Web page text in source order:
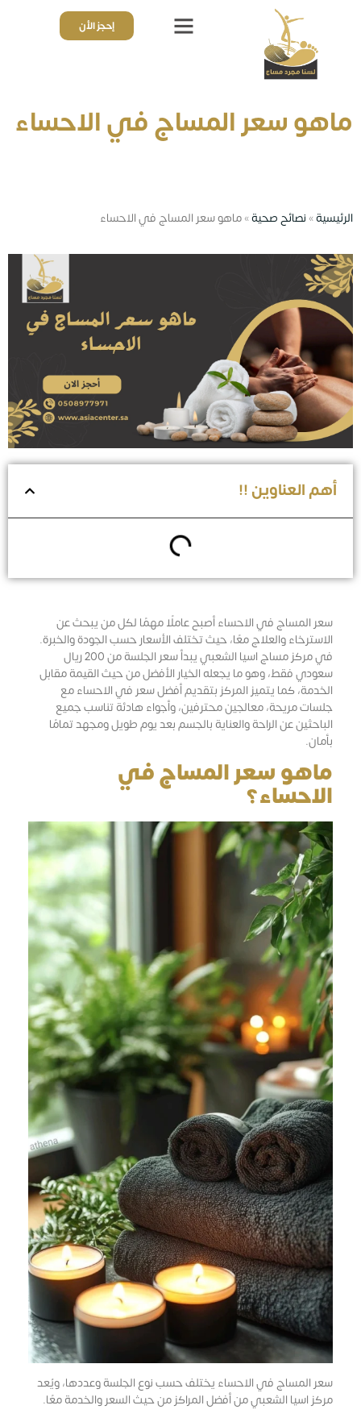
إحجز الأن
ماهو سعر المساج في الاحساء
الرئيسية»نصائح صحية»ماهو سعر المساج في الاحساء
أهم العناوين !!
سعر المساج في الاحساء أصبح عاملًا مهمًا لكل من يبحث عن
الاسترخاء والعلاج معًا، حيث تختلف الأسعار حسب الجودة والخبرة.
في مركز مساج اسيا الشعبي يبدأ سعر الجلسة من 200 ريال
سعودي فقط، وهو ما يجعله الخيار الأفضل من حيث القيمة مقابل
الخدمة، كما يتميز المركز بتقديم أفضل سعر في الاحساء مع
جلسات مريحة، معالجين محترفين، وأجواء هادئة تناسب جميع
الباحثين عن الراحة والعناية بالجسم بعد يوم طويل ومجهد تمامًا
بأمان.
ماهو سعر المساج في
الاحساء؟
سعر المساج في الاحساء يختلف حسب نوع الجلسة وعددها، ويُعد
مركز اسيا الشعبي من أفضل المراكز من حيث السعر والخدمة معًا.